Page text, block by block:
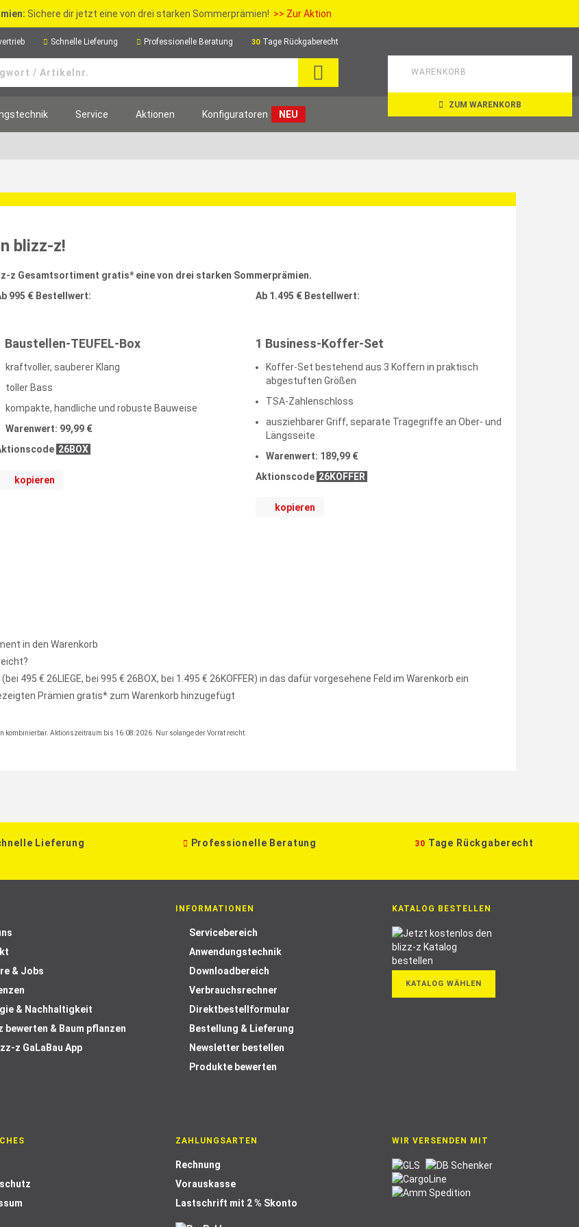
Sichere dir jetzt eine von drei starken Sommerprämien! >> Zur Aktion
Schnelle Lieferung Professionelle Beratung 30 Tage Rückgaberecht
WARENKORB
ZUM WARENKORB
Service Aktionen Konfiguratoren NEU
blizz-z!
z Gesamtsortiment gratis* eine von drei starken Sommerprämien.
995 € Bestellwert:
Baustellen-TEUFEL-Box
kraftvoller, sauberer Klang
toller Bass
kompakte, handliche und robuste Bauweise
Warenwert: 99,99 €
26BOX
kopieren
Ab 1.495 € Bestellwert:
1 Business-Koffer-Set
Koffer-Set bestehend aus 3 Koffern in praktisch
abgestuften Größen
TSA-Zahlenschloss
ausziehbarer Griff, separate Tragegriffe an Ober- und
Längsseite
Warenwert: 189,99 €
Aktionscode 26KOFFER
kopieren
in den Warenkorb
495 € 26LIEGE, bei 995 € 26BOX, bei 1.495 € 26KOFFER) in das dafür vorgesehene Feld im Warenkorb ein
Prämien gratis* zum Warenkorb hinzugefügt
Aktionszeitraum bis 16.08.2026. Nur solange der Vorrat reicht.
Lieferung Professionelle Beratung 30 Tage Rückgaberecht
& Jobs
& Nachhaltigkeit
bewerten & Baum pflanzen
z GaLaBau App
INFORMATIONEN
Servicebereich
Anwendungstechnik
Downloadbereich
Verbrauchsrechner
Direktbestellformular
Bestellung & Lieferung
Newsletter bestellen
Produkte bewerten
KATALOG BESTELLEN
KATALOG WÄHLEN
ZAHLUNGSARTEN
Rechnung
Vorauskasse
Lastschrift mit 2 % Skonto
WIR VERSENDEN MIT